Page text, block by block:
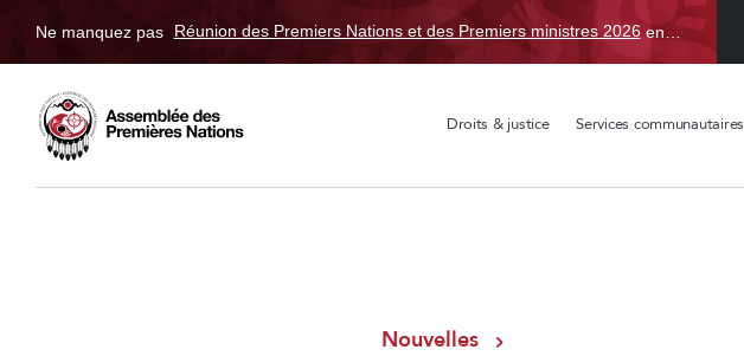
Ne manquez pas Réunion des Premiers Nations et des Premiers ministres 2026en TBD, du 15 avr. au 1 sept.
Droits & justice Services communautaires
Nouvelles